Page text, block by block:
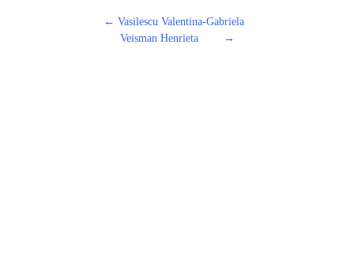
← Vasilescu Valentina-Gabriela
Veisman Henrieta
→